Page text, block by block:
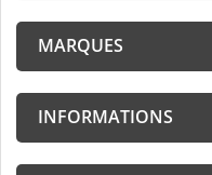
MARQUES
INFORMATIONS